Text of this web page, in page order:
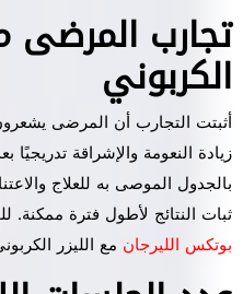
تجارب المرضى
الكربوني
أثبتت التجارب أن المرضى
زيادة النعومة والإشراقة تدريجيًا
بالجدول الموصى به للعلاج
ثبات النتائج لأطول فترة
بوتكس الليرجان مع الليزر